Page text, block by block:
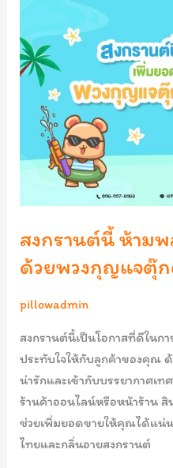
สงกรานต์นี้ ห้าม
ด้วยพวงกุญแจตุ๊ก
pillowadmin
สงกรานต์นี้เป็นโอกาสที่ดีในก
ประทับใจให้กับลูกค้าของคุณ
น่ารักและเข้ากับบรรยากาศเ
ร้านค้าออนไลน์หรือหน้าร้าน
ช่วยเพิ่มยอดขายให้คุณได้แน่
ไทยและกลิ่นอายสงกรานต์
ห้าม
พลาด
เพิ่ม
ยอด
ขาย
ด้วย
สงกรานต์